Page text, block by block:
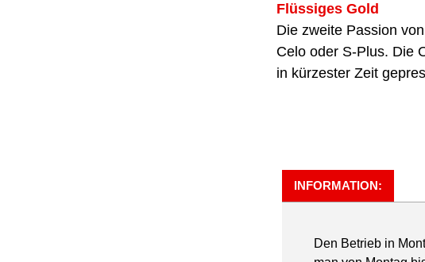
Flüssiges Gold
Die zweite Passion
Celo oder S-Plus. Die
in kürzester Zeit
INFORMATION:
Den Betrieb in